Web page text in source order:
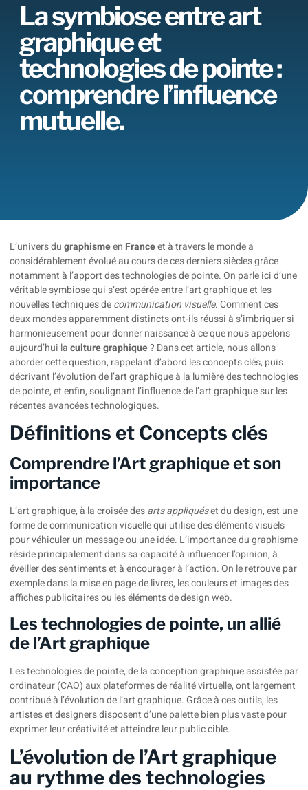
La symbiose entre art
graphique et
technologies de pointe :
comprendre l’influence
mutuelle.
L’univers dugraphismeen Franceet à travers le monde a
considérablement évolué au cours de ces derniers siècles grâce
notamment à l’apport des technologies de pointe. On parle ici d’une
véritable symbiose qui s’est opérée entre l’art graphique et les
nouvelles techniques decommunication visuelle. Comment ces
deux mondes apparemment distincts ont-ils réussi à s’imbriquer si
harmonieusement pour donner naissance à ce que nous appelons
aujourd’hui laculture graphique? Dans cet article, nous allons
aborder cette question, rappelant d’abord les concepts clés, puis
décrivant l’évolution de l’art graphique à la lumière des technologies
de pointe, et enfin, soulignant l’influence de l’art graphique sur les
récentes avancées technologiques.
Définitions et Concepts clés
Comprendre l’Art graphique et son
importance
L’art graphique, à la croisée desarts appliquéset du design, est une
forme de communication visuelle qui utilise des éléments visuels
pour véhiculer un message ou une idée. L’importance du graphisme
réside principalement dans sa capacité à influencer l’opinion, à
éveiller des sentiments et à encourager à l’action. On le retrouve par
exemple dans la mise en page de livres, les couleurs et images des
affiches publicitaires ou les éléments de design web.
Les technologies de pointe, un allié
de l’Art graphique
Les technologies de pointe, de la conception graphique assistée par
ordinateur (CAO) aux plateformes de réalité virtuelle, ont largement
contribué à l’évolution de l’art graphique. Grâce à ces outils, les
artistes et designers disposent d’une palette bien plus vaste pour
exprimer leur créativité et atteindre leur public cible.
L’évolution de l’Art graphique
au rythme des technologies